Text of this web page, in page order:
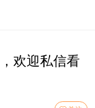
欢迎私信看